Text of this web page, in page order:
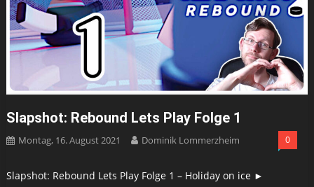
Slapshot: Rebound Lets Play Folge 1
Montag, 16. August 2021 Dominik Lommerzheim 0
Slapshot: Rebound Lets Play Folge 1 – Holiday on ice ►